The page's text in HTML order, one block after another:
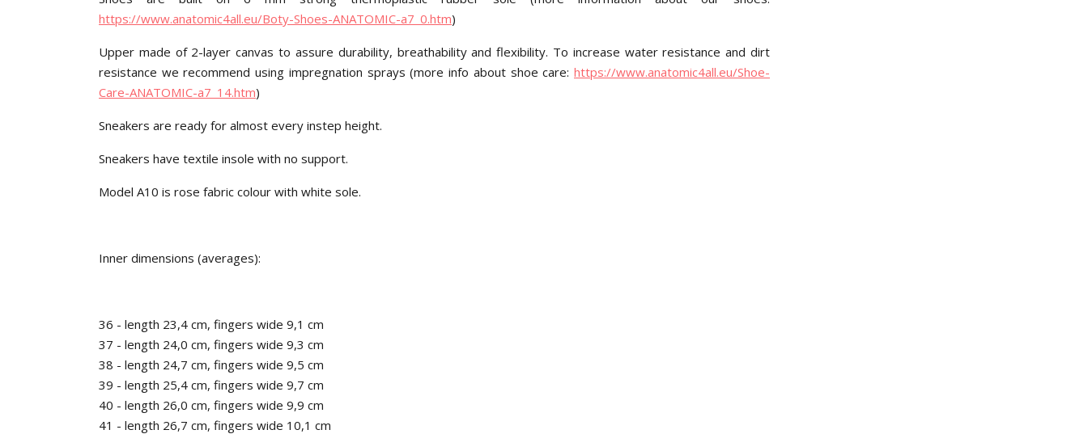
https://www.anatomic4all.eu/Boty-Shoes-ANATOMIC-a7_0.htm)
Upper made of 2-layer canvas to assure durability, breathability and flexibility. To increase water resistance and dirt
resistance we recommend using impregnation sprays (more info about shoe care: https://www.anatomic4all.eu/Shoe-
Care-ANATOMIC-a7_14.htm)
Sneakers are ready for almost every instep height.
Sneakers have textile insole with no support.
Model A10 is rose fabric colour with white sole.
Inner dimensions (averages):
36 - length 23,4 cm, fingers wide 9,1 cm
37 - length 24,0 cm, fingers wide 9,3 cm
38 - length 24,7 cm, fingers wide 9,5 cm
39 - length 25,4 cm, fingers wide 9,7 cm
40 - length 26,0 cm, fingers wide 9,9 cm
41 - length 26,7 cm, fingers wide 10,1 cm